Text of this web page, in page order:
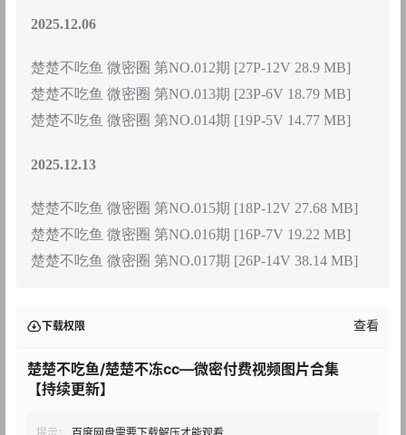
2025.12.06
楚楚不吃鱼 微密圈 第NO.012期 [27P-12V 28.9 MB]
楚楚不吃鱼 微密圈 第NO.013期 [23P-6V 18.79 MB]
楚楚不吃鱼 微密圈 第NO.014期 [19P-5V 14.77 MB]
2025.12.13
楚楚不吃鱼 微密圈 第NO.015期 [18P-12V 27.68 MB]
楚楚不吃鱼 微密圈 第NO.016期 [16P-7V 19.22 MB]
楚楚不吃鱼 微密圈 第NO.017期 [26P-14V 38.14 MB]
下载权限 查看
楚楚不吃鱼/楚楚不冻cc—微密付费视频图片合集
【持续更新】